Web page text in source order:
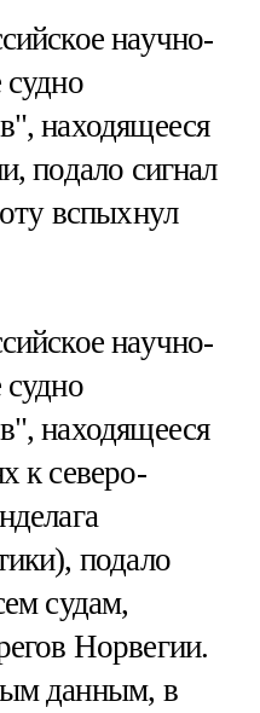
научно-
судно
находящееся
подало сигнал
вспыхнул
научно-
судно
находящееся
к северо-
подало
судам,
Норвегии.
данным, в